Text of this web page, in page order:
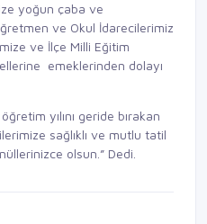
yoğun çaba ve
ve Okul İdarecilerimiz
ve İlçe Milli Eğitim
emeklerinden dolayı
yılını geride bırakan
sağlıklı ve mutlu tatil
olsun.” Dedi.